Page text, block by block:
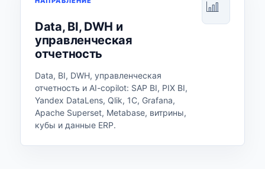
Data, BI, DWH и
управленческая
отчетность
Data, BI, DWH, управленческая
отчетность и AI-copilot: SAP BI, PIX BI,
Yandex DataLens, Qlik, 1С, Grafana,
Apache Superset, Metabase, витрины,
кубы и данные ERP.